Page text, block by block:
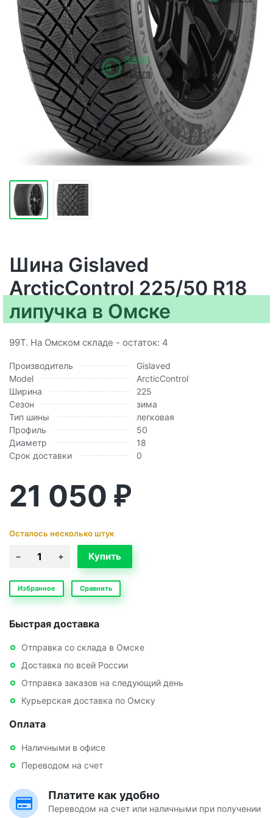
Шина Gislaved
ArcticControl 225/50 R18
липучка в Омске
99T. На Омском складе - остаток: 4
Производитель
Gislaved
Model
ArcticControl
Ширина
225
Сезон
зима
Тип шины
легковая
Профиль
50
Диаметр
18
Срок доставки
0
21 050 ₽
Осталось несколько штук
Избранное Сравнить
Быстрая доставка
Отправка со склада в Омске
Доставка по всей России
Отправка заказов на следующий день
Курьерская доставка по Омску
Оплата
Наличными в офисе
Переводом на счет
Платите как удобно
Переводом на счет или наличными при получении